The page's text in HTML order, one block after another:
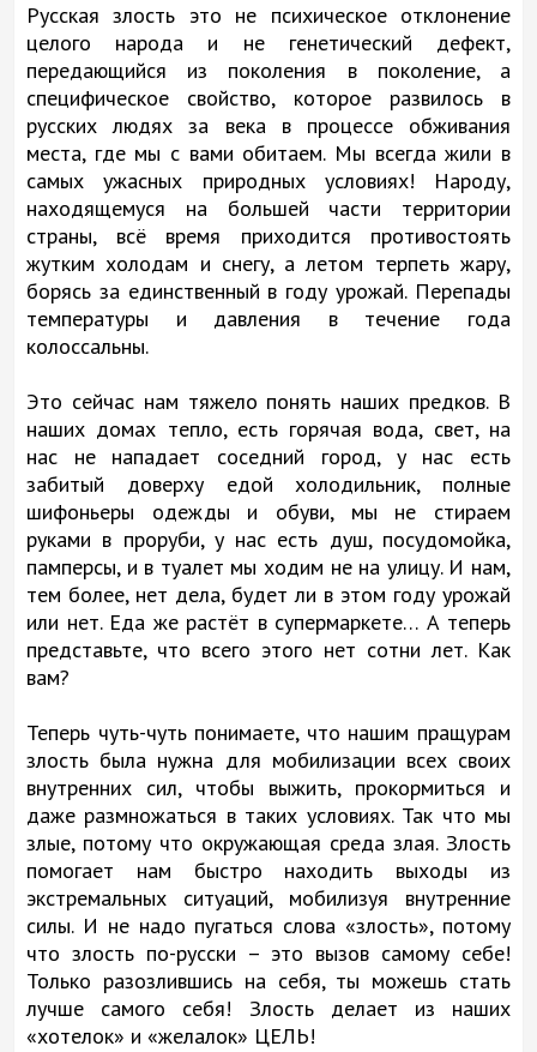
Русская злость это не психическое отклонение
целого народа и не генетический дефект,
передающийся из поколения в поколение, а
специфическое свойство, которое развилось в
русских людях за века в процессе обживания
места, где мы с вами обитаем. Мы всегда жили в
самых ужасных природных условиях! Народу,
находящемуся на большей части территории
страны, всё время приходится противостоять
жутким холодам и снегу, а летом терпеть жару,
борясь за единственный в году урожай. Перепады
температуры и давления в течение года
колоссальны.
Это сейчас нам тяжело понять наших предков. В
наших домах тепло, есть горячая вода, свет, на
нас не нападает соседний город, у нас есть
забитый доверху едой холодильник, полные
шифоньеры одежды и обуви, мы не стираем
руками в проруби, у нас есть душ, посудомойка,
памперсы, и в туалет мы ходим не на улицу. И нам,
тем более, нет дела, будет ли в этом году урожай
или нет. Еда же растёт в супермаркете… А теперь
представьте, что всего этого нет сотни лет. Как
вам?
Теперь чуть-чуть понимаете, что нашим пращурам
злость была нужна для мобилизации всех своих
внутренних сил, чтобы выжить, прокормиться и
даже размножаться в таких условиях. Так что мы
злые, потому что окружающая среда злая. Злость
помогает нам быстро находить выходы из
экстремальных ситуаций, мобилизуя внутренние
силы. И не надо пугаться слова «злость», потому
что злость по-русски – это вызов самому себе!
Только разозлившись на себя, ты можешь стать
лучше самого себя! Злость делает из наших
«хотелок» и «желалок» ЦЕЛЬ!